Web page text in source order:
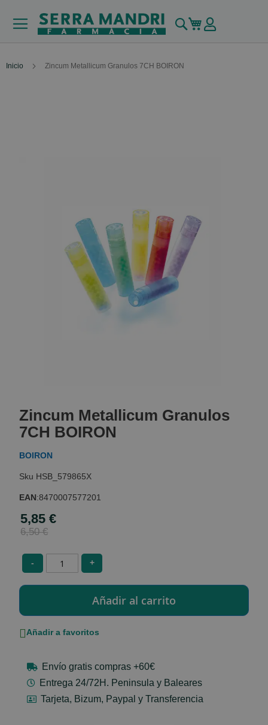
Buscar
Mi carrito
Inicio Zincum Metallicum Granulos 7CH BOIRON
the
beginning
of
the
gallery
Zincum Metallicum Granulos
7CH BOIRON
BOIRON
HSB_579865X
EAN:8470007577201
Special
Price
5,85 €
6,50 €
- +
Añadir a favoritos
Envío gratis compras +60€
Entrega 24/72H. Peninsula y Baleares
Tarjeta, Bizum, Paypal y Transferencia